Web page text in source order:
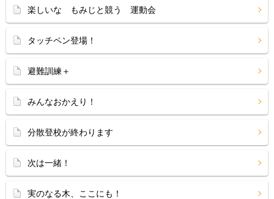
楽しいな もみじと競う 運動会
タッチペン登場！
避難訓練＋
みんなおかえり！
分散登校が終わります
次は一緒！
実のなる木、ここにも！